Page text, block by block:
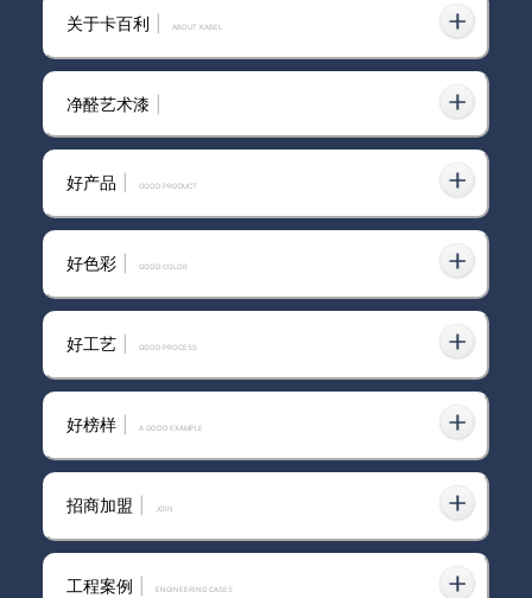
2025-12-11
确打开方式
2026-05-29
网上的“蛋壳光艺术漆”有多翻车？内
2024-08-05
然是简约越显大！
2024-09-28 艺术漆和乳胶漆哪个更适合家装
关于卡百利 ABOUT KABEL
净醛艺术漆
好产品 GOOD PRODUCT
好色彩 GOOD COLOR
好工艺 GOOD PROCESS
好榜样 A GOOD EXAMPLE
招商加盟 join
工程案例 ENGINEERING CASES